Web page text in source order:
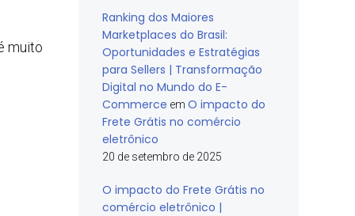
muito
Ranking dos Maiores
Marketplaces do Brasil:
Oportunidades e Estratégias
para Sellers | Transformação
Digital no Mundo do E-
Commerce em O impacto do
Frete Grátis no comércio
eletrônico
20 de setembro de 2025
O impacto do Frete Grátis no
comércio eletrônico |